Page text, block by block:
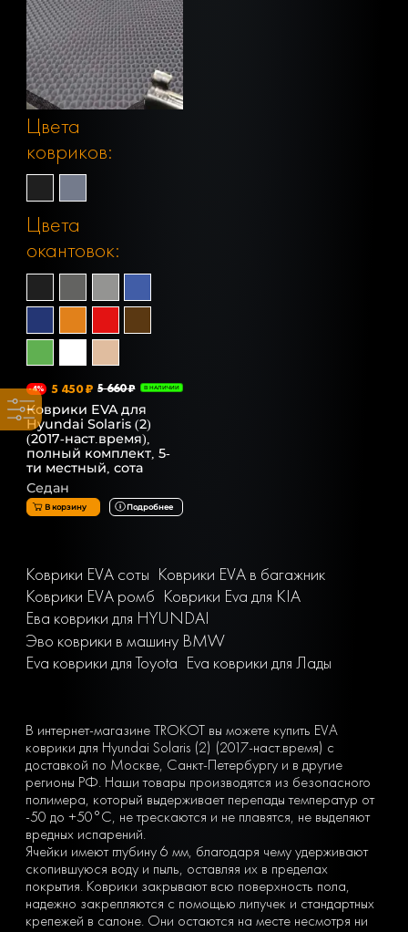
Цвета
ковриков:
Цвета
окантовок:
-4% 5 450 ₽ 5 660 ₽ В НАЛИЧИИ
Коврики EVA для
Hyundai Solaris (2)
(2017-наст.время),
полный комплект, 5-
ти местный, сота
Седан
В корзину Подробнее
Коврики EVA соты Коврики EVA в багажник
Коврики EVA ромб Коврики Eva для KIA
Ева коврики для HYUNDAI
Эво коврики в машину BMW
Eva коврики для Toyota Eva коврики для Лады
В интернет-магазине TROKOT вы можете купить EVA
коврики для Hyundai Solaris (2) (2017-наст.время) с
доставкой по Москве, Санкт-Петербургу и в другие
регионы РФ. Наши товары производятся из безопасного
полимера, который выдерживает перепады температур от
-50 до +50°С, не трескаются и не плавятся, не выделяют
вредных испарений.
Ячейки имеют глубину 6 мм, благодаря чему удерживают
скопившуюся воду и пыль, оставляя их в пределах
покрытия. Коврики закрывают всю поверхность пола,
надежно закрепляются с помощью липучек и стандартных
крепежей в салоне. Они остаются на месте несмотря ни